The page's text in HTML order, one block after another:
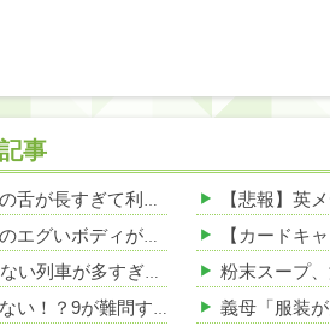
事
【画像】佐藤ミケーラさんの舌が長すぎて利点エロしかない件ｗｗｗｗｗ 他
【画像】女子レスラーたちのエグいボディが話題にwwwwww 他
【悲報】青春18切符、乗れない列車が多すぎる理由がこれｗｗｗｗ 他
【衝撃】視力テストで見えない！？9が難問すぎるwwwwww 他